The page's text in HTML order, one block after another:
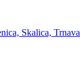
Skalica, Trnava